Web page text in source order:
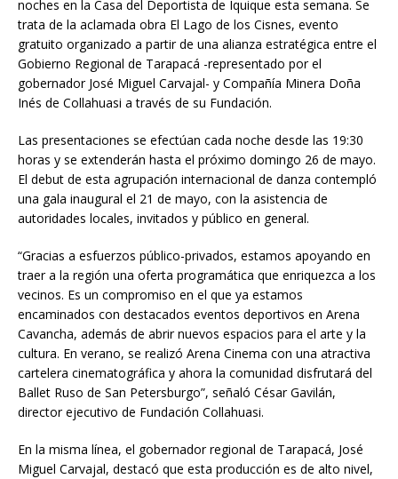
noches en la Casa del Deportista de Iquique esta semana. Se
trata de la aclamada obra El Lago de los Cisnes, evento
gratuito organizado a partir de una alianza estratégica entre el
Gobierno Regional de Tarapacá -representado por el
gobernador José Miguel Carvajal- y Compañía Minera Doña
Inés de Collahuasi a través de su Fundación.
Las presentaciones se efectúan cada noche desde las 19:30
horas y se extenderán hasta el próximo domingo 26 de mayo.
El debut de esta agrupación internacional de danza contempló
una gala inaugural el 21 de mayo, con la asistencia de
autoridades locales, invitados y público en general.
“Gracias a esfuerzos público-privados, estamos apoyando en
traer a la región una oferta programática que enriquezca a los
vecinos. Es un compromiso en el que ya estamos
encaminados con destacados eventos deportivos en Arena
Cavancha, además de abrir nuevos espacios para el arte y la
cultura. En verano, se realizó Arena Cinema con una atractiva
cartelera cinematográfica y ahora la comunidad disfrutará del
Ballet Ruso de San Petersburgo”, señaló César Gavilán,
director ejecutivo de Fundación Collahuasi.
En la misma línea, el gobernador regional de Tarapacá, José
Miguel Carvajal, destacó que esta producción es de alto nivel,